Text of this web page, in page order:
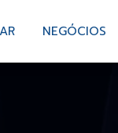
NEGÓCIOS